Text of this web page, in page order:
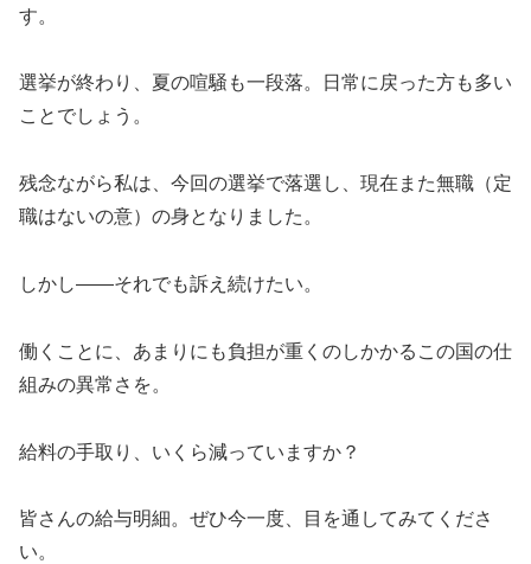
す。
選挙が終わり、夏の喧騒も一段落。日常に戻った方も多い
ことでしょう。
残念ながら私は、今回の選挙で落選し、現在また無職（定
職はないの意）の身となりました。
しかし——それでも訴え続けたい。
働くことに、あまりにも負担が重くのしかかるこの国の仕
組みの異常さを。
給料の手取り、いくら減っていますか？
皆さんの給与明細。ぜひ今一度、目を通してみてくださ
い。